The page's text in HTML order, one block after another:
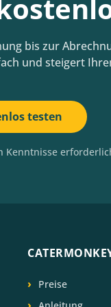
bis zur
und steigert
testen
Kenntnisse
Preise